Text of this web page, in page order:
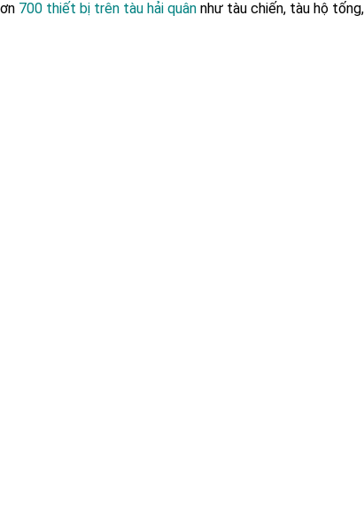
700 thiết bị trên tàu hải quân như tàu chiến, tàu hộ tống,